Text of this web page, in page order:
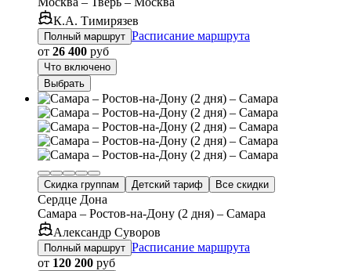
К.А. Тимирязев
Полный маршрут Расписание маршрута
от 26 400 руб
Что включено
Выбрать
Скидка группам Детский тариф Все скидки
Сердце Дона
Самара – Ростов-на-Дону (2 дня) – Самара
Александр Суворов
Полный маршрут Расписание маршрута
от 120 200 руб